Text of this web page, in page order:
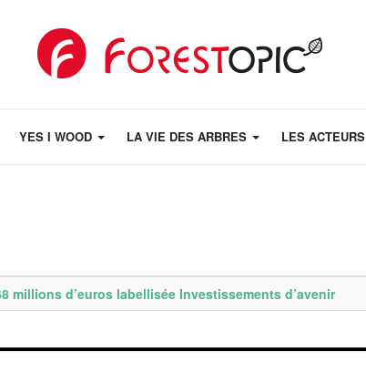
YES I WOOD LA VIE DES ARBRES LES ACTEURS
millions d’euros labellisée Investissements d’avenir